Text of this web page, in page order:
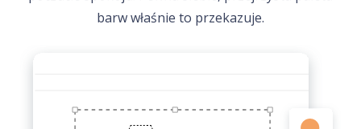
barw właśnie to przekazuje.